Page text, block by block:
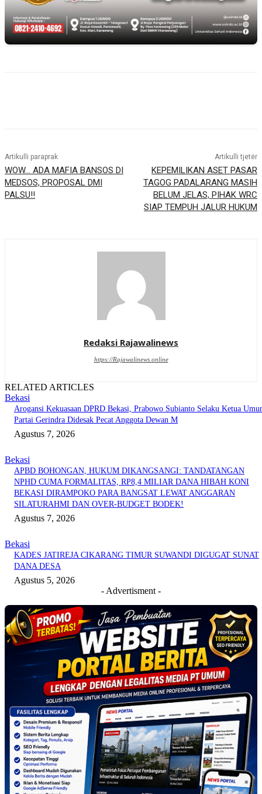
Artikulli paraprak
WOW… ADA MAFIA BANSOS DI
MEDSOS, PROPOSAL DMI
PALSU!!
Artikulli tjetër
KEPEMILIKAN ASET PASAR
TAGOG PADALARANG MASIH
BELUM JELAS, PIHAK WRC
SIAP TEMPUH JALUR HUKUM
Redaksi Rajawalinews
https://Rajawalinews.online
RELATED ARTICLES
Bekasi
Arogansi Kekuasaan DPRD Bekasi, Prabowo Subianto Selaku Ketua
Partai Gerindra Didesak Pecat Anggota Dewan M
Agustus 7, 2026
Bekasi
APBD BOHONGAN, HUKUM DIKANGSANGI: TANDATANGAN
NPHD CUMA FORMALITAS, RP8,4 MILIAR DANA HIBAH KONI
BEKASI DIRAMPOKO PARA BANGSAT LEWAT ANGGARAN
SILATURAHMI DAN OVER-BUDGET BODEK!
Agustus 7, 2026
Bekasi
KADES JATIREJA CIKARANG TIMUR SUWANDI DIGUGAT SUNAT
DANA DESA
Agustus 5, 2026
- Advertisment -